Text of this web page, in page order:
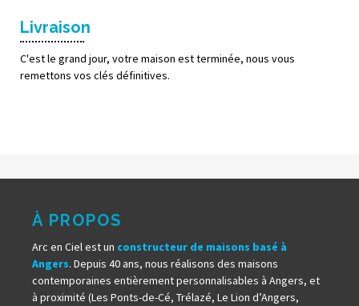
Livraison
C'est le grand jour, votre maison est terminée, nous vous
remettons vos clés définitives.
À PROPOS
Arc en Ciel est un constructeur de maisons basé à
Angers. Depuis 40 ans, nous réalisons des maisons
contemporaines entièrement personnalisables à Angers, et
à proximité (Les Ponts-de-Cé, Trélazé, Le Lion d’Angers,